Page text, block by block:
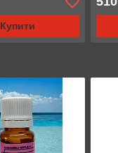
Купити